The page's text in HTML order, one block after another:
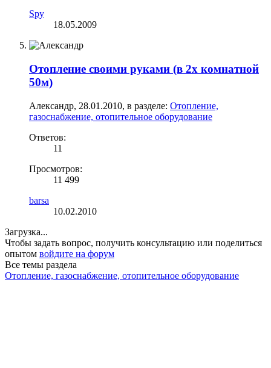
Spy
18.05.2009
Отопление своими руками (в 2х комнатной
50м)
Александр, 28.01.2010, в разделе: Отопление,
газоснабжение, отопительное оборудование
Ответов:
11
Просмотров:
11 499
barsa
10.02.2010
Загрузка...
Чтобы задать вопрос, получить консультацию или поделиться
опытом войдите на форум
Все темы раздела
Отопление, газоснабжение, отопительное оборудование